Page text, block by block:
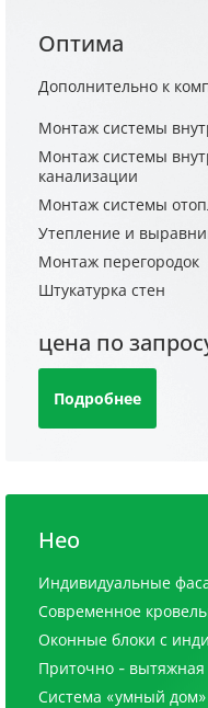
Оптима
Дополнительно к
Монтаж системы
Монтаж системы
канализации
Монтаж системы
Утепление и
Монтаж перегородок
Штукатурка стен
цена по
Подробнее
Нео
Индивидуальные
Современное
Оконные блоки с
Приточно - вытяжная
Система «умный дом»